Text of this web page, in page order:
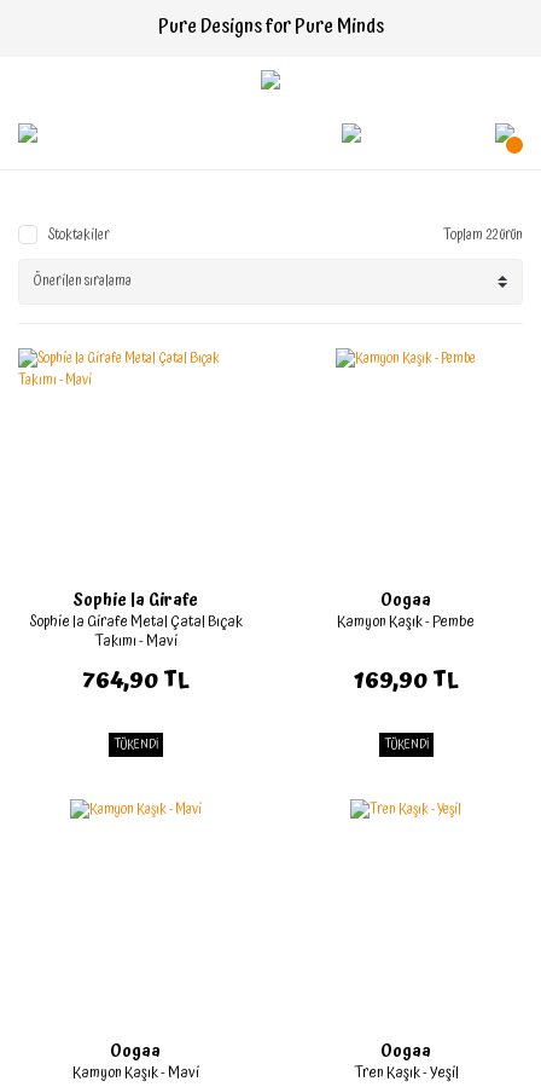
Pure Designs for Pure Minds
Stoktakiler Toplam 22 ürün
Sophie la Girafe
Sophie la Girafe Metal Çatal Bıçak
Takımı - Mavi
764,90 TL
TÜKENDİ
Oogaa
Kamyon Kaşık - Pembe
169,90 TL
TÜKENDİ
Oogaa
Kamyon Kaşık - Mavi
Oogaa
Tren Kaşık - Yeşil